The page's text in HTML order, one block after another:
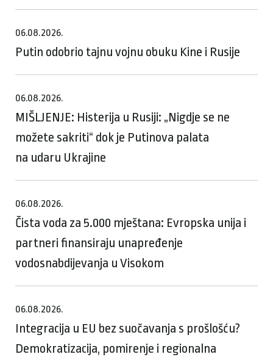
06.08.2026.
Putin odobrio tajnu vojnu obuku Kine i Rusije
06.08.2026.
MIŠLJENJE: Histerija u Rusiji: „Nigdje se ne
možete sakriti“ dok je Putinova palata
na udaru Ukrajine
06.08.2026.
Čista voda za 5.000 mještana: Evropska unija i
partneri finansiraju unapređenje
vodosnabdijevanja u Visokom
06.08.2026.
Integracija u EU bez suočavanja s prošlošću?
Demokratizacija, pomirenje i regionalna